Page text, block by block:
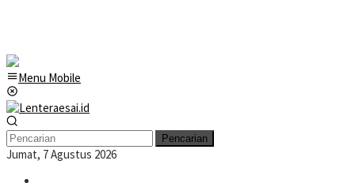
Menu Mobile
Pencarian
Jumat, 7 Agustus 2026